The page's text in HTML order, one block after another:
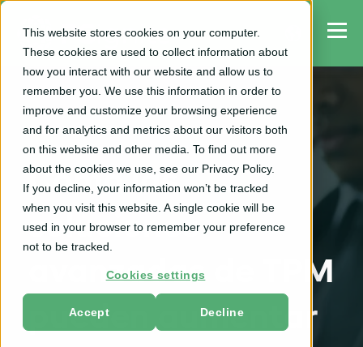
This website stores cookies on your computer.
These cookies are used to collect information about
how you interact with our website and allow us to
remember you. We use this information in order to
improve and customize your browsing experience
and for analytics and metrics about our visitors both
on this website and other media. To find out more
about the cookies we use, see our Privacy Policy.
If you decline, your information won’t be tracked
when you visit this website. A single cookie will be
used in your browser to remember your preference
not to be tracked.
Cookies settings
Accept Decline
Cómo las
soluciones
avanzadas de TPM
pueden aumentar